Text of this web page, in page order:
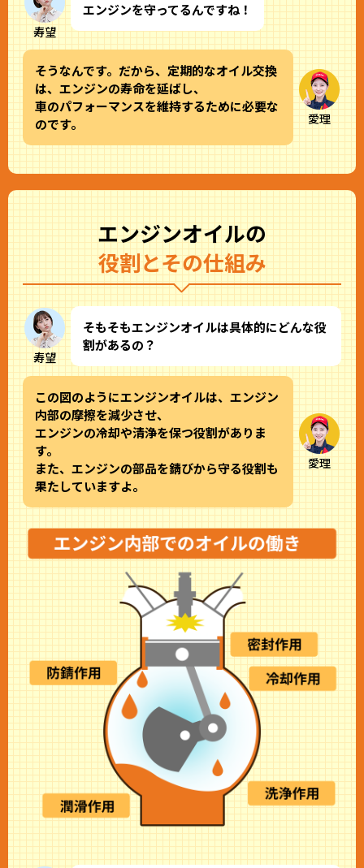
寿望
エンジンを守ってるんですね！
愛理
そうなんです。だから、定期的なオイル交換
は、エンジンの寿命を延ばし、
車のパフォーマンスを維持するために必要な
のです。
エンジンオイルの
役割とその仕組み
寿望
そもそもエンジンオイルは具体的にどんな役
割があるの？
愛理
この図のようにエンジンオイルは、エンジン
内部の摩擦を減少させ、
エンジンの冷却や清浄を保つ役割がありま
す。
また、エンジンの部品を錆びから守る役割も
果たしていますよ。